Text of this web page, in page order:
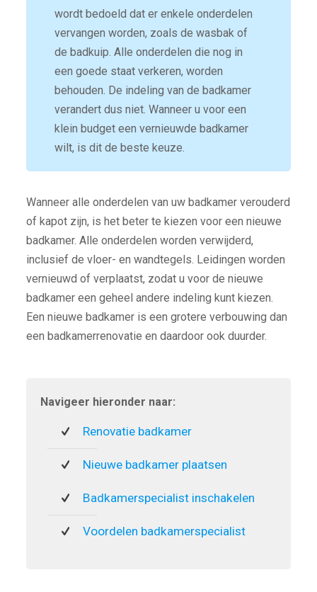
wordt bedoeld dat er enkele onderdelen
vervangen worden, zoals de wasbak of
de badkuip. Alle onderdelen die nog in
een goede staat verkeren, worden
behouden. De indeling van de badkamer
verandert dus niet. Wanneer u voor een
klein budget een vernieuwde badkamer
wilt, is dit de beste keuze.
Wanneer alle onderdelen van uw badkamer verouderd
of kapot zijn, is het beter te kiezen voor een nieuwe
badkamer. Alle onderdelen worden verwijderd,
inclusief de vloer- en wandtegels. Leidingen worden
vernieuwd of verplaatst, zodat u voor de nieuwe
badkamer een geheel andere indeling kunt kiezen.
Een nieuwe badkamer is een grotere verbouwing dan
een badkamerrenovatie en daardoor ook duurder.
Navigeer hieronder naar:
Renovatie badkamer
Nieuwe badkamer plaatsen
Badkamerspecialist inschakelen
Voordelen badkamerspecialist